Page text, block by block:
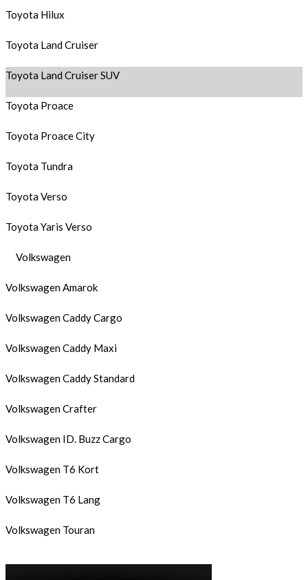
Toyota Hilux
Toyota Land Cruiser
Toyota Land Cruiser SUV
Toyota Proace
Toyota Proace City
Toyota Tundra
Toyota Verso
Toyota Yaris Verso
Volkswagen
Volkswagen Amarok
Volkswagen Caddy Cargo
Volkswagen Caddy Maxi
Volkswagen Caddy Standard
Volkswagen Crafter
Volkswagen ID. Buzz Cargo
Volkswagen T6 Kort
Volkswagen T6 Lang
Volkswagen Touran